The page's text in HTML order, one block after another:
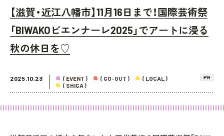
【滋賀・近江八幡市】11月16日まで！国際芸術祭
「BIWAKOビエンナーレ2025」でアートに浸る
秋の休日を♡
2025.10.23 ( EVENT ) ( GO-OUT )
( LOCAL )
( SHIGA )
PR